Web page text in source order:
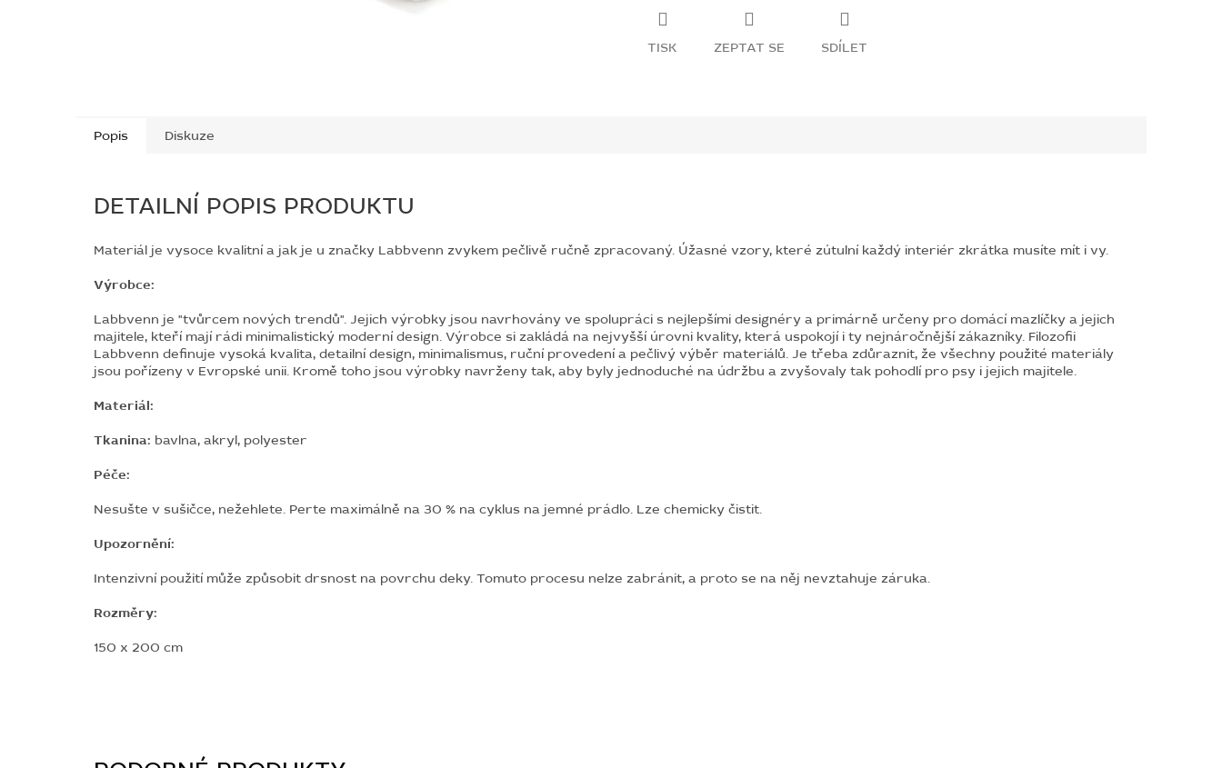
TISK ZEPTAT SE SDÍLET
Popis Diskuze
DETAILNÍ POPIS PRODUKTU
Materiál je vysoce kvalitní a jak je u značky Labbvenn zvykem pečlivě ručně zpracovaný. Úžasné vzory, které zútulní každý interiér zkrátka musíte mít i vy.
Výrobce:
Labbvenn je "tvůrcem nových trendů". Jejich výrobky jsou navrhovány ve spolupráci s nejlepšími designéry a primárně určeny pro domácí mazlíčky a jejich
majitele, kteří mají rádi minimalistický moderní design. Výrobce si zakládá na nejvyšší úrovni kvality, která uspokojí i ty nejnáročnější zákazníky. Filozofii
Labbvenn definuje vysoká kvalita, detailní design, minimalismus, ruční provedení a pečlivý výběr materiálů. Je třeba zdůraznit, že všechny použité materiály
jsou pořízeny v Evropské unii. Kromě toho jsou výrobky navrženy tak, aby byly jednoduché na údržbu a zvyšovaly tak pohodlí pro psy i jejich majitele.
Materiál:
Tkanina: bavlna, akryl, polyester
Péče:
Nesušte v sušičce, nežehlete. Perte maximálně na 30 % na cyklus na jemné prádlo. Lze chemicky čistit.
Upozornění:
Intenzivní použití může způsobit drsnost na povrchu deky. Tomuto procesu nelze zabránit, a proto se na něj nevztahuje záruka.
Rozměry:
150 x 200 cm